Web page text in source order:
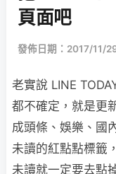
頁面吧
發佈日期：2017/11/
老實說 LINE
都不確定，就是更
成頭條、娛樂、國
未讀的紅點點標籤
未讀就一定要去點